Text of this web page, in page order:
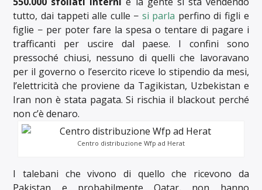
tutto, dai tappeti alle culle − si parla perfino di figli e
figlie − per poter fare la spesa o tentare di pagare i
trafficanti per uscire dal paese. I confini sono
pressoché chiusi, nessuno di quelli che lavoravano
per il governo o l’esercito riceve lo stipendio da mesi,
l’elettricità che proviene da Tagikistan, Uzbekistan e
Iran non è stata pagata. Si rischia il blackout perché
non c’è denaro.
Centro distribuzione Wfp ad Herat
I talebani che vivono di quello che ricevono da